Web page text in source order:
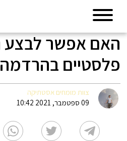
האם אפשר לבצע
פלסטיים
צוות מומחים אסטתיקה
09 ספטמבר, 2021 10:42